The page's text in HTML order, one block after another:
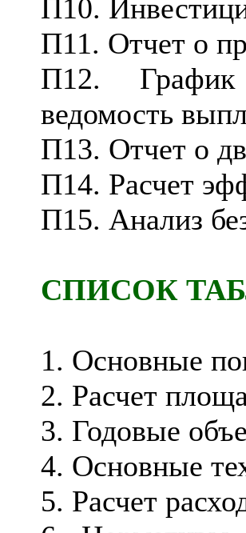
П10.
П11. Отчет о
П12. График
ведомость
П13. Отчет о
П14. Расчет
П15. Анализ
СПИСОК
1. Основные
2. Расчет
3. Годовые
4. Основные
5. Расчет